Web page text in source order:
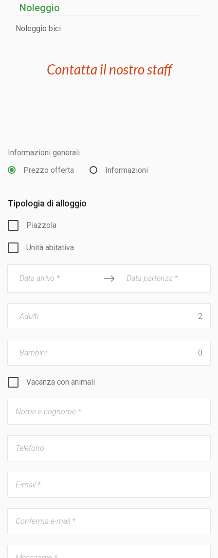
Noleggio
Noleggio bici
Contatta il nostro staff
Informazioni generali
Prezzo offerta
Informazioni
Tipologia di alloggio
Piazzola
Unità abitativa
Data arrivo * Data partenza *
Adulti
Bambini
Vacanza con animali